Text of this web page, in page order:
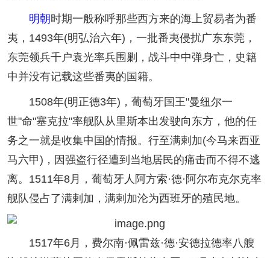
明朝时期一般称呼那些西方来的海上贸易者为番
夷，1493年(明弘治六年)，一批番夷侵扰广东东莞，
东莞领兵千户袁光率兵围剿，战斗中中弹身亡，史籍
中并没有记载这些番夷的国籍。
1508年(明正德3年)，葡萄牙国王"曼纽尔一
世"命"塞克拉"率舰队从里斯本出发驶向东方，他的任
务之一就是收集中国的情报。行至满剌加(今马来西亚
马六甲)，因强盗行径遭到当地居民的痛击而不得不逃
离。1511年8月，葡萄牙人阿方索·德·阿尔布克尔克率
舰队侵占了满剌加，满剌加沦为西班牙的殖民地。
1517年6月，费尔南·佩雷兹·德·安德拉德率八艘